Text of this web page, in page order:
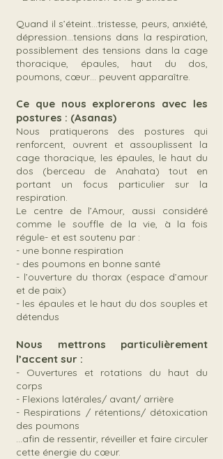
Quand il s’éteint…tristesse, peurs, anxiété,
dépression…tensions dans la respiration,
possiblement des tensions dans la cage
thoracique, épaules, haut du dos,
poumons, cœur… peuvent apparaître.
Ce que nous explorerons avec les
postures : (Asanas)
Nous pratiquerons des postures qui
renforcent, ouvrent et assouplissent la
cage thoracique, les épaules, le haut du
dos (berceau de Anahata) tout en
portant un focus particulier sur la
respiration.
Le centre de l’Amour, aussi considéré
comme le souffle de la vie, à la fois
régule- et est soutenu par :
- une bonne respiration
- des poumons en bonne santé
- l’ouverture du thorax (espace d’amour
et de paix)
- les épaules et le haut du dos souples et
détendus
Nous mettrons particulièrement
l’accent sur :
- Ouvertures et rotations du haut du
corps
- Flexions latérales/ avant/ arrière
- Respirations / rétentions/ détoxication
des poumons
…afin de ressentir, réveiller et faire circuler
cette énergie du cœur.